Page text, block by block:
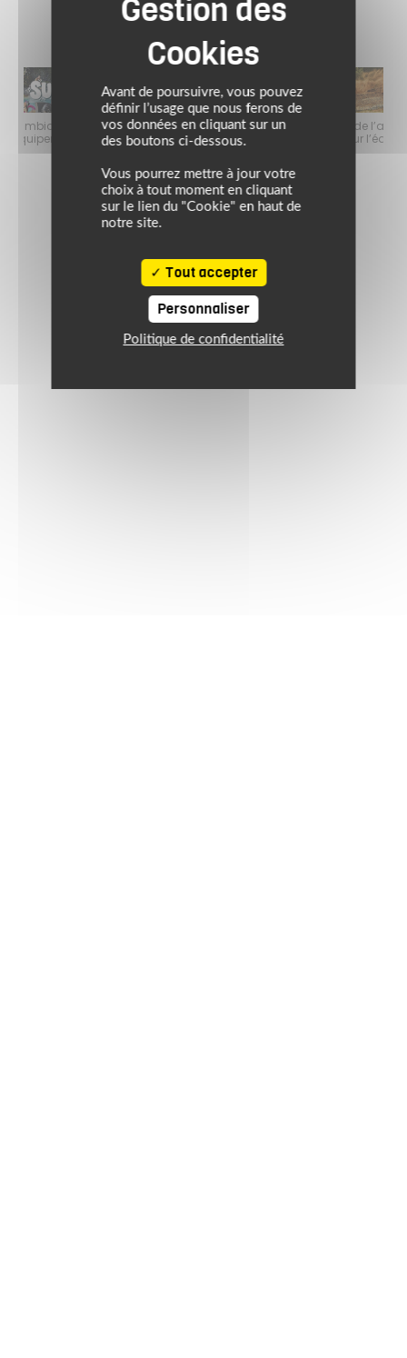
Jusqu’au 24 août 2026, profitez de l’ambiance estivale pour faire
le plein de bons plans sur l’équipement motard !
Avant de poursuivre, vous pouvez
définir l’usage que nous ferons de
vos données en cliquant sur un
des boutons ci-dessous.
Vous pourrez mettre à jour votre
choix à tout moment en cliquant
sur le lien du "Cookie" en haut de
notre site.
Tout accepter
Personnaliser
Politique de confidentialité